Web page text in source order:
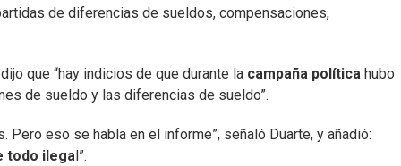
de diferencias de sueldos, compensaciones,
que “hay indicios de que durante la campaña política hubo
de sueldo y las diferencias de sueldo”.
eso se habla en el informe”, señaló Duarte, y añadió:
todo ilega l”.